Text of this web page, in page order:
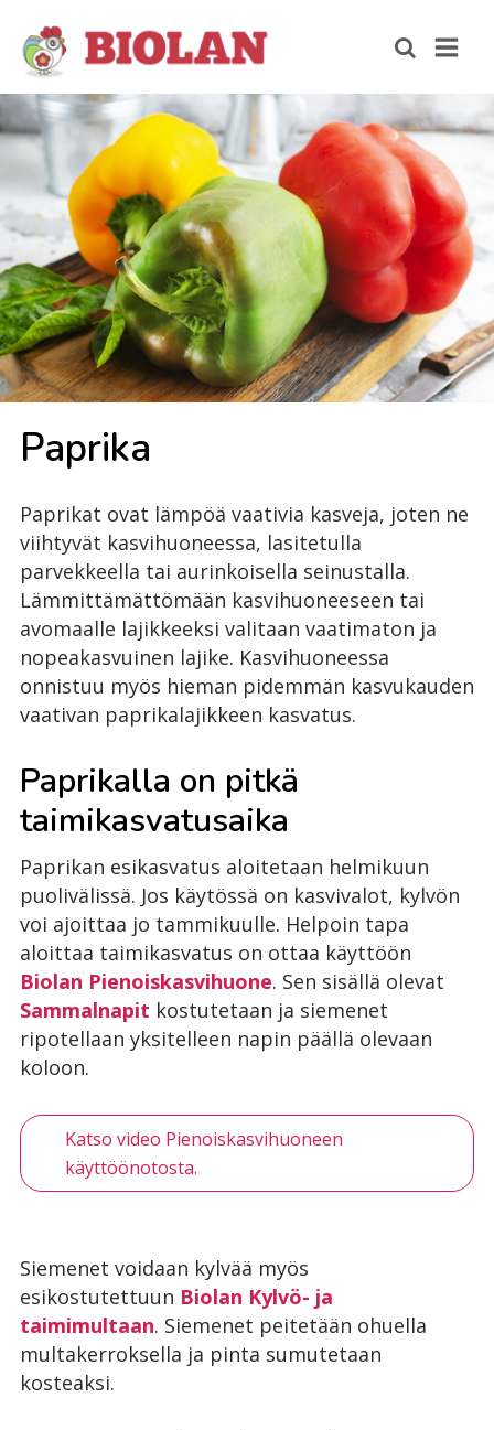
Papri­ka
Paprikat ovat lämpöä vaativia kasveja, joten ne
viihtyvät kasvihuoneessa, lasitetulla
parvekkeella tai aurinkoisella seinustalla.
Lämmittämättömään kasvihuoneeseen tai
avomaalle lajikkeeksi valitaan vaatimaton ja
nopeakasvuinen lajike. Kasvihuoneessa
onnistuu myös hieman pidemmän kasvukauden
vaativan paprikalajikkeen kasvatus.
Paprikalla on pitkä
taimikasvatusaika
Paprikan esikasvatus aloitetaan helmikuun
puolivälissä. Jos käytössä on kasvivalot, kylvön
voi ajoittaa jo tammikuulle. Helpoin tapa
aloittaa taimikasvatus on ottaa käyttöön
Biolan Pienoiskasvihuone. Sen sisällä olevat
Sammalnapit kostutetaan ja siemenet
ripotellaan yksitelleen napin päällä olevaan
koloon.
Katso video Pienoiskasvihuoneen
käyttöönotosta.
Siemenet voidaan kylvää myös
esikostutettuun Biolan Kylvö- ja
taimimultaan. Siemenet peitetään ohuella
multakerroksella ja pinta sumutetaan
kosteaksi.